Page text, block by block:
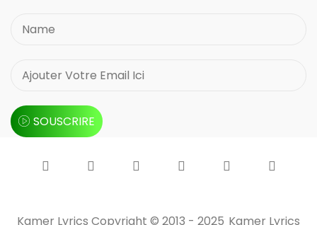
SOUSCRIRE
Kamer Lyrics Copyright © 2013 - 2025 Kamer Lyrics